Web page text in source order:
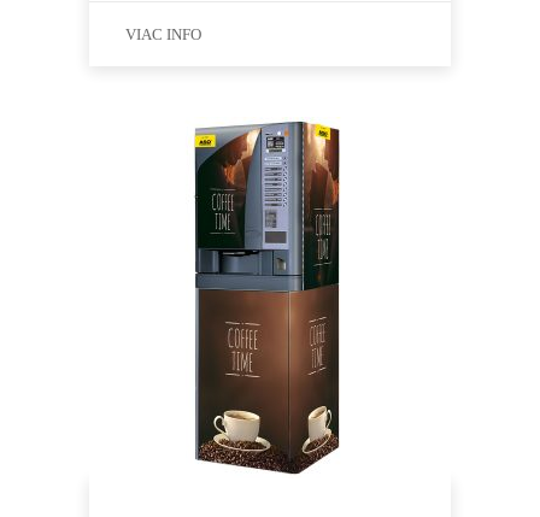
VIAC INFO